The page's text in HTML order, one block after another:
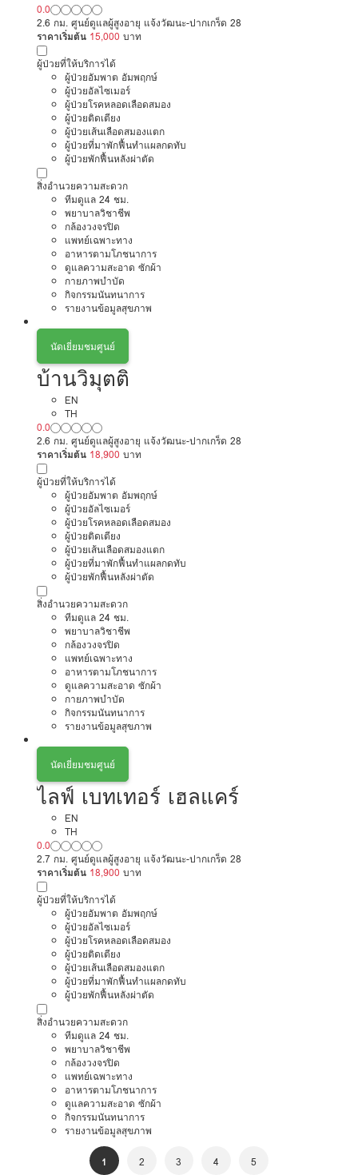
0.0
2.6 กม. ศูนย์ดูแลผู้สูงอายุ แจ้งวัฒนะ-ปากเกร็ด 28
ราคาเริ่มต้น 15,000 บาท
ผู้ป่วยที่ให้บริการได้
ผู้ป่วยอัมพาต อัมพฤกษ์
ผู้ป่วยอัลไซเมอร์
ผู้ป่วยโรคหลอดเลือดสมอง
ผู้ป่วยติดเตียง
ผู้ป่วยเส้นเลือดสมองแตก
ผู้ป่วยที่มาพักฟื้นทำแผลกดทับ
ผู้ป่วยพักฟื้นหลังผ่าตัด
สิ่งอำนวยความสะดวก
ทีมดูแล 24 ชม.
พยาบาลวิชาชีพ
กล้องวงจรปิด
แพทย์เฉพาะทาง
อาหารตามโภชนาการ
ดูแลความสะอาด ซักผ้า
กายภาพบำบัด
กิจกรรมนันทนาการ
รายงานข้อมูลสุขภาพ
นัดเยี่ยมชมศูนย์
บ้านวิมุตติ
EN
TH
0.0
2.6 กม. ศูนย์ดูแลผู้สูงอายุ แจ้งวัฒนะ-ปากเกร็ด 28
ราคาเริ่มต้น 18,900 บาท
ผู้ป่วยที่ให้บริการได้
ผู้ป่วยอัมพาต อัมพฤกษ์
ผู้ป่วยอัลไซเมอร์
ผู้ป่วยโรคหลอดเลือดสมอง
ผู้ป่วยติดเตียง
ผู้ป่วยเส้นเลือดสมองแตก
ผู้ป่วยที่มาพักฟื้นทำแผลกดทับ
ผู้ป่วยพักฟื้นหลังผ่าตัด
สิ่งอำนวยความสะดวก
ทีมดูแล 24 ชม.
พยาบาลวิชาชีพ
กล้องวงจรปิด
แพทย์เฉพาะทาง
อาหารตามโภชนาการ
ดูแลความสะอาด ซักผ้า
กายภาพบำบัด
กิจกรรมนันทนาการ
รายงานข้อมูลสุขภาพ
นัดเยี่ยมชมศูนย์
ไลฟ์ เบทเทอร์ เฮลแคร์
EN
TH
0.0
2.7 กม. ศูนย์ดูแลผู้สูงอายุ แจ้งวัฒนะ-ปากเกร็ด 28
ราคาเริ่มต้น 18,900 บาท
ผู้ป่วยที่ให้บริการได้
ผู้ป่วยอัมพาต อัมพฤกษ์
ผู้ป่วยอัลไซเมอร์
ผู้ป่วยโรคหลอดเลือดสมอง
ผู้ป่วยติดเตียง
ผู้ป่วยเส้นเลือดสมองแตก
ผู้ป่วยที่มาพักฟื้นทำแผลกดทับ
ผู้ป่วยพักฟื้นหลังผ่าตัด
สิ่งอำนวยความสะดวก
ทีมดูแล 24 ชม.
พยาบาลวิชาชีพ
กล้องวงจรปิด
แพทย์เฉพาะทาง
อาหารตามโภชนาการ
ดูแลความสะอาด ซักผ้า
กิจกรรมนันทนาการ
รายงานข้อมูลสุขภาพ
1 2 3 4 5